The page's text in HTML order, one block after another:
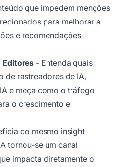
que impedem menções
para melhorar a
e recomendações
Editores - Entenda quais
de rastreadores de IA,
e meça como o tráfego
o crescimento e
do mesmo insight
tornou-se um canal
impacta diretamente o